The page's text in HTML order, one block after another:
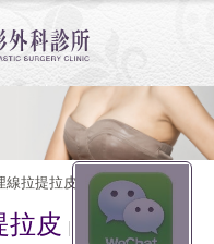
線拉提拉皮
拉皮